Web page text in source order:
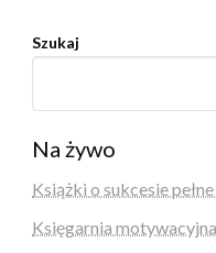
Szukaj
Na żywo
Książki o sukcesie
Księgarnia